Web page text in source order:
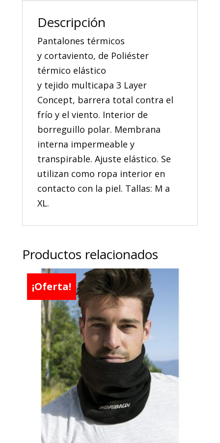
Descripción
Pantalones térmicos
y cortaviento, de Poliéster
térmico elástico
y tejido multicapa 3 Layer
Concept, barrera total contra el
frío y el viento. Interior de
borreguillo polar. Membrana
interna impermeable y
transpirable. Ajuste elástico. Se
utilizan como ropa interior en
contacto con la piel. Tallas: M a
XL.
Productos relacionados
¡Oferta!